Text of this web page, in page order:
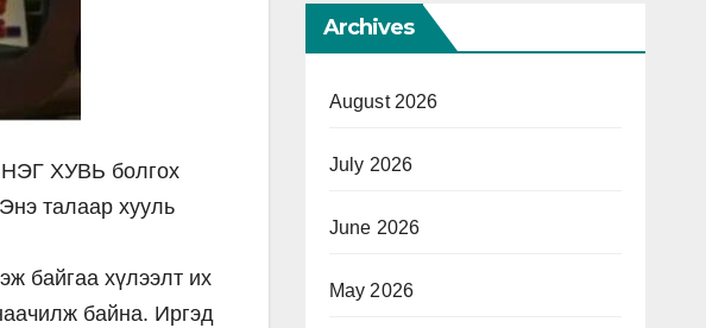
ХУВЬ болгох
талаар хууль
байгаа хүлээлт их
байна. Иргэд
Archives
August 2026
July 2026
June 2026
May 2026